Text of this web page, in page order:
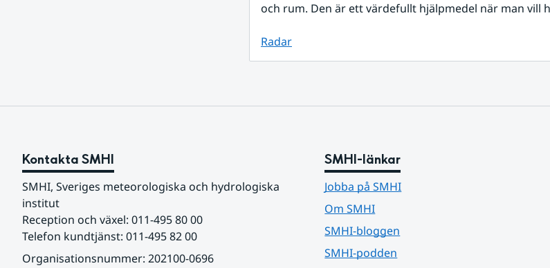
och rum. Den är ett värdefullt hjälpmedel när man vill
Radar
Kontakta SMHI
SMHI, Sveriges meteorologiska och hydrologiska
institut
Reception och växel: 011-495 80 00
Telefon kundtjänst: 011-495 82 00
Organisationsnummer: 202100-0696
SMHI-länkar
Jobba på SMHI
Om SMHI
SMHI-bloggen
SMHI-podden